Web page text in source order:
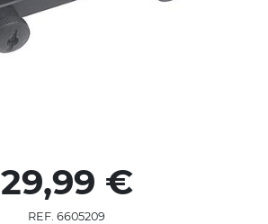
29,99 €
REF. 6605209